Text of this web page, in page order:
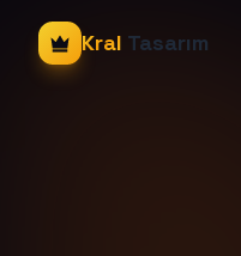
Kral Tasarım